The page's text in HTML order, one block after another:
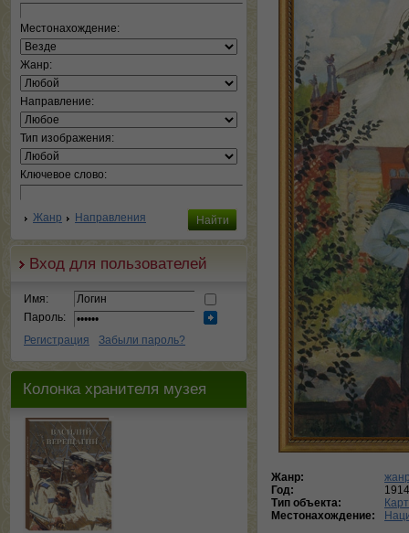
Местонахождение:
Жанр:
Направление:
Тип изображения:
Ключевое слово:
Жанр Направления
Вход для пользователей
Имя:
Пароль:
Регистрация
Забыли пароль?
Колонка хранителя музея
Жанр:
Год:
Тип объекта:
Местонахождение: